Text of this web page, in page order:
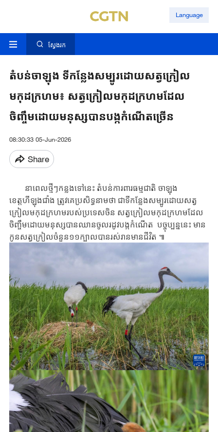
Language
ស្វែងរក
តំបន់ចាឡុង ទីកន្លែងសម្បូរដោយសត្វក្រៀល
មកុដក្រហម៖ សត្វក្រៀលមកុដក្រហមដែល
ចិញ្ចឹមដោយមនុស្សបានបង្កកំណើតច្រើន
08:30:33 05-Jun-2026
Share
នាពេល​ថ្មីៗ​កន្លង​ទៅនេះ តំបន់ការពារ​ធម្មជាតិ ចាឡុង
ខេត្តហីឡុងជាំង ត្រូវគេប្រសិទ្ធនាមថា ជាទីកន្លែង​សម្បូរ​ដោយ​សត្វ
ក្រៀលមកុដក្រហមរបស់​ប្រទេស​ចិន​ ​សត្វក្រៀលមកុដក្រហមដែល
ចិញ្ចឹមដោយ​មនុស្សបាន​ឈានចូល​រដូវ​បង្កកំណើត បច្ចុប្បន្ននេះ មាន​
កូន​សត្វ​ក្រៀលចំនួន​១១ក្បាលបាន​រស់រានមានជីវិត​​ ៕